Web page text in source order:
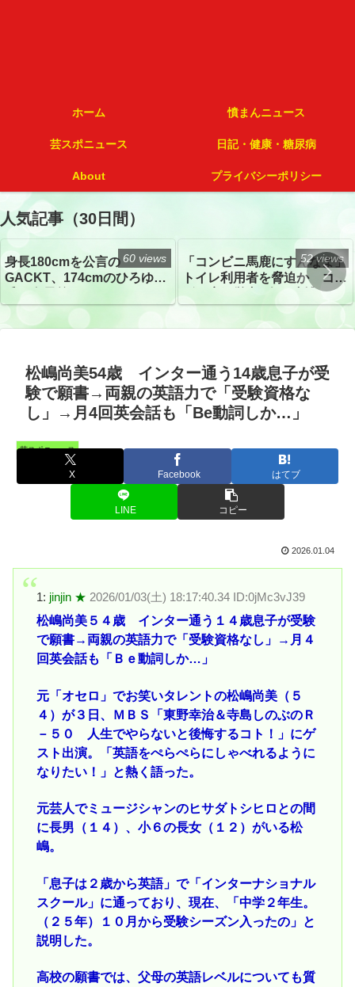
ホーム 憤まんニュース
芸スポニュース 日記・健康・糖尿病
About プライバシーポリシー
人気記事（30日間）
身長180cmを公言の
GACKT、174cmのひろゆき
トざわつき イベントでの写
真が話題
60 views
「コンビニ馬鹿にすんなよ」
トイレ利用者を脅迫か コン
52 views
松嶋尚美54歳 インター通う14歳息子が受
験で願書→両親の英語力で「受験資格な
し」→月4回英会話も「Be動詞しか…」
芸スポニュース
X Facebook はてブ
LINE コピー
2026.01.04
1: jinjin ★ 2026/01/03(土) 18:17:40.34 ID:0jMc3vJ39
松嶋尚美５４歳 インター通う１４歳息子が受験
で願書→両親の英語力で「受験資格なし」→月４
回英会話も「Ｂｅ動詞しか…」
元「オセロ」でお笑いタレントの松嶋尚美（５
４）が３日、ＭＢＳ「東野幸治＆寺島しのぶのＲ
－５０ 人生でやらないと後悔するコト！」にゲ
スト出演。「英語をぺらぺらにしゃべれるように
なりたい！」と熱く語った。
元芸人でミュージシャンのヒサダトシヒロとの間
に長男（１４）、小６の長女（１２）がいる松
嶋。
「息子は２歳から英語」で「インターナショナル
スクール」に通っており、現在、「中学２年生。
（２５年）１０月から受験シーズン入ったの」と
説明した。
高校の願書では、父母の英語レベルについても質